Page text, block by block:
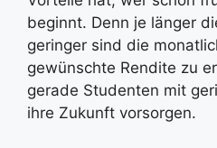
beginnt. Denn je länger
geringer sind die
gewünschte Rendite zu
gerade Studenten mit
ihre Zukunft vorsorgen.